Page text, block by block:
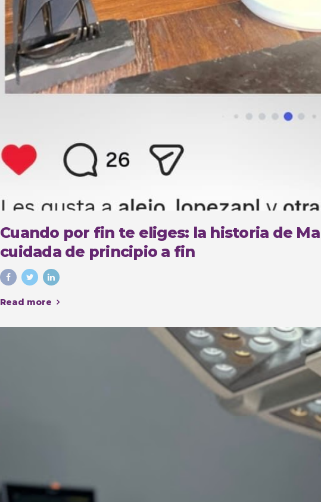
Cuando por fin te eliges: la historia de
cuidada de principio a fin
Read more